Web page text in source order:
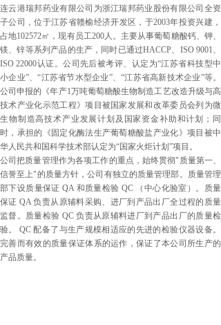
连云港瑞邦药业有限公司为浙江瑞邦药业股份有限公司全资
子公司，位于江苏省赣榆经济开发区，于2003年投资兴建，
占地102572㎡，现有员工200人。主要从事葡萄糖酸钙、钾、
镁、锌等系列产品的生产，同时已通过HACCP、ISO 9001、
ISO 22000认证。公司先后被考评、认定为“江苏省科技型中
小企业”、“江苏省节水型企业”、“江苏省高新技术企业”等。
公司申报的《年产1万吨葡萄糖酸生物制造工艺改造升级与高
技术产业化示范工程》项目被国家发展和改革委员会列为微
生物制造高技术产业发展计划及国家资金补助和计划；同
时，承担的《固定化酶法生产葡萄糖酸盐产业化》项目被中
华人民共和国科学技术部认定为“国家火炬计划”项目。
公司把质量管理作为各项工作的重点，始终贯彻"质量第一、
信誉至上"的质量方针，公司有独立的质量管理部。质量管理
部下设质量保证 QA 和质量检验 QC （中心化验室）。质量
保证 QA 负责从原辅料采购、进厂到产品出厂全过程的质量
监督。质量检验 QC 负责从原辅料进厂到产品出厂的质量检
验。 QC 配备了与生产规模相适应的先进的检验仪器设备。
完善而有效的质量保证体系的运作，保证了本公司所生产的
产品质量。